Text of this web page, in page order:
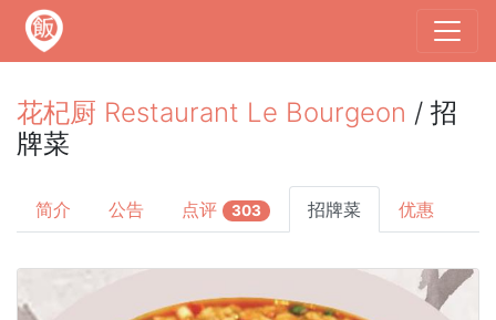
花杞厨 Restaurant Le Bourgeon / 招
牌菜
简介 公告 点评 303 招牌菜 优惠